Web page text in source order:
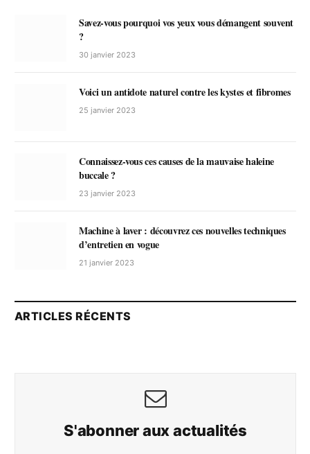
Savez-vous pourquoi vos yeux vous démangent souvent
?
30 janvier 2023
Voici un antidote naturel contre les kystes et fibromes
25 janvier 2023
Connaissez-vous ces causes de la mauvaise haleine
buccale ?
23 janvier 2023
Machine à laver : découvrez ces nouvelles techniques
d’entretien en vogue
21 janvier 2023
ARTICLES RÉCENTS
S'abonner aux actualités